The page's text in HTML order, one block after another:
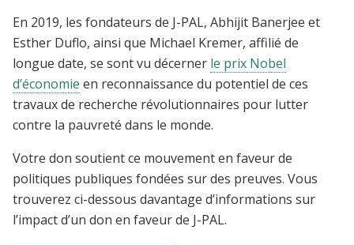
En 2019, les fondateurs de J-PAL, Abhijit Banerjee et
Esther Duflo, ainsi que Michael Kremer, affilié de
longue date, se sont vu décerner le prix Nobel
d’économie en reconnaissance du potentiel de ces
travaux de recherche révolutionnaires pour lutter
contre la pauvreté dans le monde.
Votre don soutient ce mouvement en faveur de
politiques publiques fondées sur des preuves. Vous
trouverez ci-dessous davantage d’informations sur
l’impact d’un don en faveur de J-PAL.